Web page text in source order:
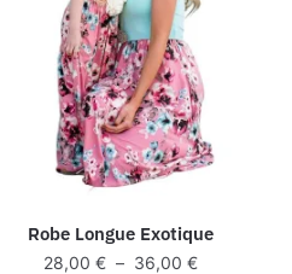
Robe Longue Exotique
28,00€ – 36,00€Plage